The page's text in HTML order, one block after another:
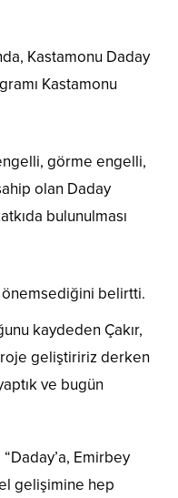
Kastamonu Daday
Kastamonu
görme engelli,
olan Daday
bulunulması
önemsediğini belirtti.
kaydeden Çakır,
geliştiririz derken
ve bugün
Emirbey
gelişimine hep